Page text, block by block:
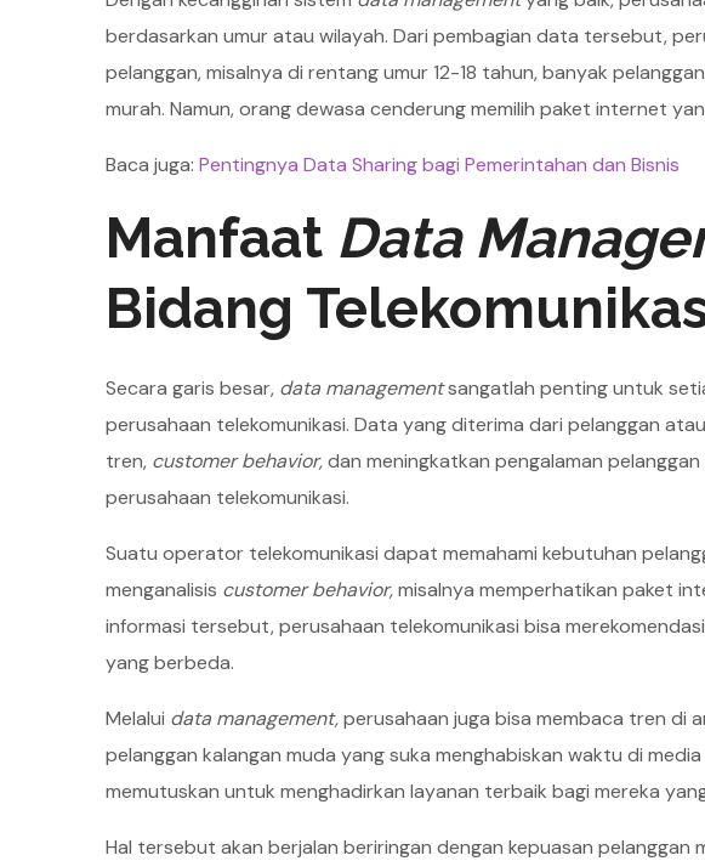
berdasarkan umur atau wilayah. Dari pembagian data tersebut,
pelanggan, misalnya di rentang umur 12-18 tahun, banyak
murah. Namun, orang dewasa cenderung memilih paket internet
Baca juga: Pentingnya Data Sharing bagi Pemerintahan dan Bisnis
Manfaat Data
Bidang
Secara garis besar, data managementsangatlah penting untuk
perusahaan telekomunikasi. Data yang diterima dari pelanggan atau
tren, customer behavior,dan meningkatkan pengalaman
perusahaan telekomunikasi.
Suatu operator telekomunikasi dapat memahami kebutuhan
menganalisis customer behavior,misalnya memperhatikan paket
informasi tersebut, perusahaan telekomunikasi bisa
yang berbeda.
Melalui data management,perusahaan juga bisa membaca tren di
pelanggan kalangan muda yang suka menghabiskan waktu di
memutuskan untuk menghadirkan layanan terbaik bagi mereka
Hal tersebut akan berjalan beriringan dengan kepuasan